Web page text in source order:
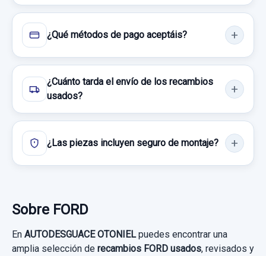
CERRADURA PUERTA TRASERA IZQUIERDA
CERRADURA PUERTA TRASERA
FORD GALAXY (CA1) LIMITED EDITION
Consultar por whatsapp
¿Qué métodos de pago aceptáis?
¿Cuánto tarda el envío de los recambios
usados?
¿Las piezas incluyen seguro de montaje?
Sobre FORD
En AUTODESGUACE OTONIELpuedes encontrar una
amplia selección de recambios FORD usados, revisados y